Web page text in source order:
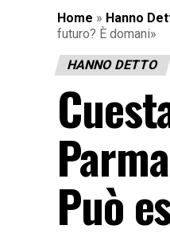
Home » Hanno
futuro? È domani»
HANNO DETTO
Può